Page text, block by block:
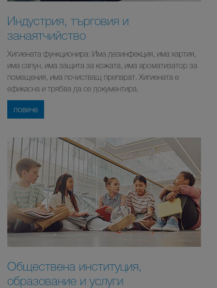
Индустрия, търговия и
занаятчийство
Хигиената функционира: Има дезинфекция, има хартия,
има сапун, има защита за кожата, има ароматизатор за
помещения, има почистващ препарат. Хигиената е
ефикасна и трябва да се документира.
повече
Обществена институция,
образование и услуги